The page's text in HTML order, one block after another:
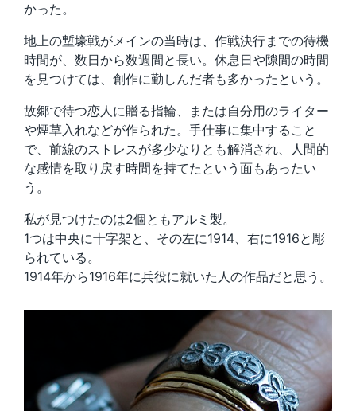
かった。
地上の塹壕戦がメインの当時は、作戦決行までの待機
時間が、数日から数週間と長い。休息日や隙間の時間
を見つけては、創作に勤しんだ者も多かったという。
故郷で待つ恋人に贈る指輪、または自分用のライター
や煙草入れなどが作られた。手仕事に集中すること
で、前線のストレスが多少なりとも解消され、人間的
な感情を取り戻す時間を持てたという面もあったい
う。
私が見つけたのは2個ともアルミ製。
1つは中央に十字架と、その左に1914、右に1916と彫
られている。
1914年から1916年に兵役に就いた人の作品だと思う。